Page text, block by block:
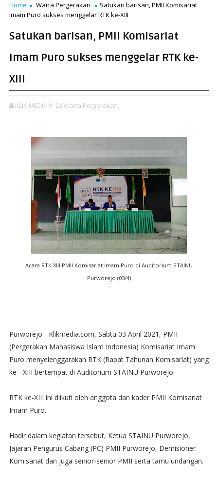
Home Warta Pergerakan
Satukan barisan, PMII Komisariat
Imam Puro sukses menggelar RTK ke-XIII
Satukan barisan, PMII Komisariat
Imam Puro sukses menggelar RTK ke-
XIII
KLIK MEDIA 9 Warta Pergerakan,
Acara RTK XIII PMII Komisariat Imam Puro di Auditorium STAINU
Purworejo (03/4)
Purworejo - Klikmedia.com, Sabtu 03 April 2021, PMII
(Pergerakan Mahasiswa Islam Indonesia) Komisariat Imam
Puro menyelenggarakan RTK (Rapat Tahunan Komisariat) yang
ke - XIII bertempat di Auditorium STAINU Purworejo.
RTK ke-XIII ini diikuti oleh anggota dan kader PMII Komisariat
Imam Puro.
Hadir dalam kegiatan tersebut, Ketua STAINU Purworejo,
Jajaran Pengurus Cabang (PC) PMII Purworejo, Demisioner
Komisariat dan juga senior-senior PMII serta tamu undangan.